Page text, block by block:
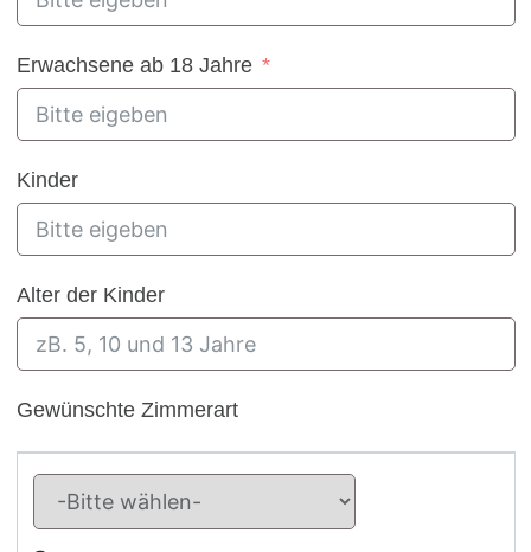
Erwachsene ab 18 Jahre
Kinder
Alter der Kinder
Gewünschte Zimmerart